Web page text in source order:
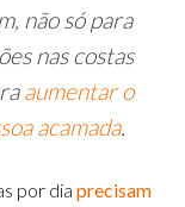
não só para
nas costas
aumentar o
acamada.
por dia precisam